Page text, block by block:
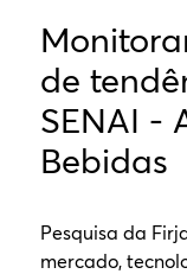
de
SENAI -
Bebidas
Pesquisa da
mercado,